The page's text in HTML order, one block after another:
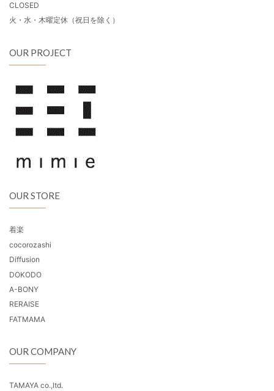
CLOSED
火・水・木曜定休（祝日を除く）
OUR PROJECT
OUR STORE
着楽
cocorozashi
Diffusion
DOKODO
A-BONY
RERAISE
FATMAMA
OUR COMPANY
TAMAYA co.,ltd.